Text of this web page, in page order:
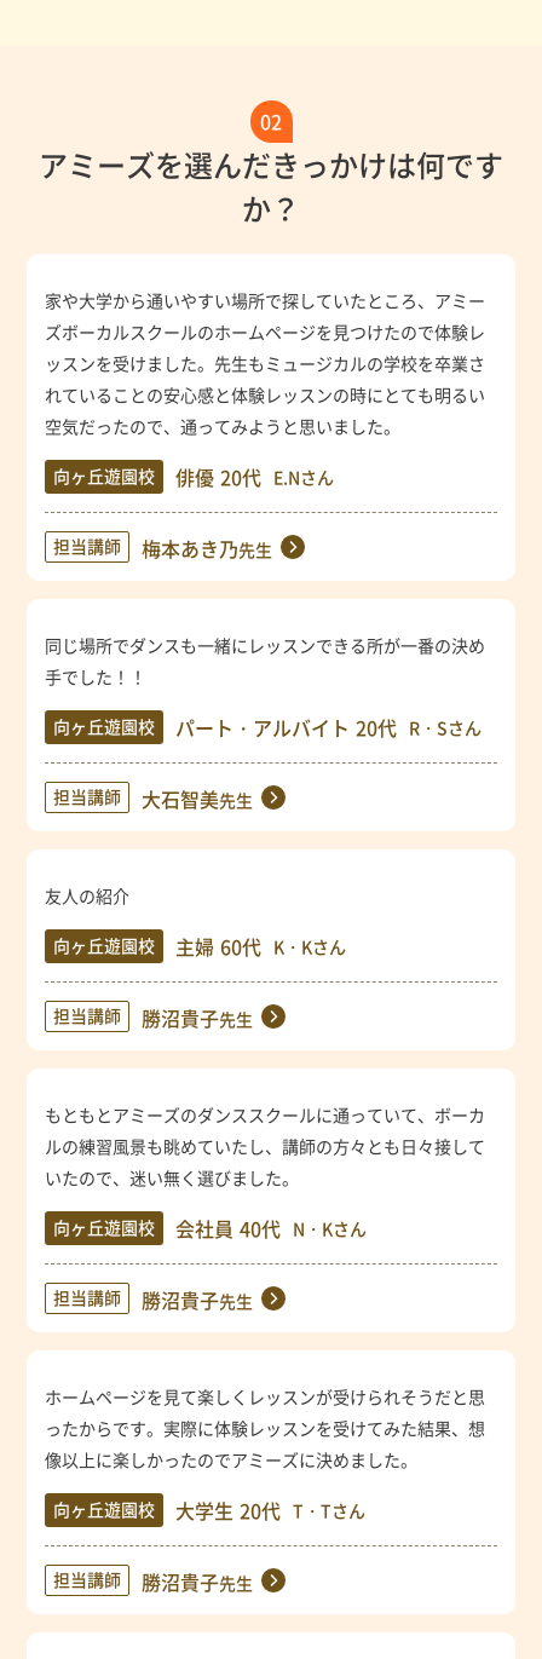
02
アミーズを選んだきっかけは何です
か？
家や大学から通いやすい場所で探していたところ、アミー
ズボーカルスクールのホームページを見つけたので体験レ
ッスンを受けました。先生もミュージカルの学校を卒業さ
れていることの安心感と体験レッスンの時にとても明るい
空気だったので、通ってみようと思いました。
向ヶ丘遊園校 俳優 20代 E.Nさん
担当講師 梅本あき乃先生
同じ場所でダンスも一緒にレッスンできる所が一番の決め
手でした！！
向ヶ丘遊園校 パート・アルバイト 20代 R・Sさん
担当講師 大石智美先生
友人の紹介
向ヶ丘遊園校 主婦 60代 K・Kさん
担当講師 勝沼貴子先生
もともとアミーズのダンススクールに通っていて、ボーカ
ルの練習風景も眺めていたし、講師の方々とも日々接して
いたので、迷い無く選びました。
向ヶ丘遊園校 会社員 40代 N・Kさん
担当講師 勝沼貴子先生
ホームページを見て楽しくレッスンが受けられそうだと思
ったからです。実際に体験レッスンを受けてみた結果、想
像以上に楽しかったのでアミーズに決めました。
向ヶ丘遊園校 大学生 20代 T・Tさん
担当講師 勝沼貴子先生